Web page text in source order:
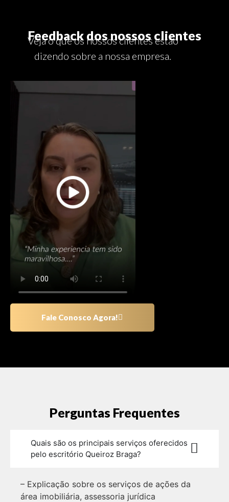
Feedback dos nossos clientes
Veja o que os nossos clientes estão
dizendo sobre a nossa empresa.
Fale Conosco Agora!
Perguntas Frequentes
Quais são os principais serviços oferecidos
pelo escritório Queiroz Braga?
– Explicação sobre os serviços de ações da
área imobiliária, assessoria jurídica